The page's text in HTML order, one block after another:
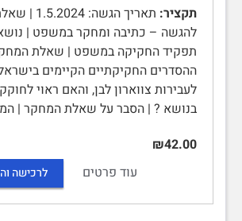
תקציר:
תאריך הגשה:
להגשה – כתיבה ומחקר במשפט |
תפקיד החקיקה במשפט | שאלת
ההסדרים החקיקתיים הקיימים
לעבירות צווארון לבן, והאם ראוי
בנושא ? | הסבר על שאלת המחקר |
₪42.00
עוד פרטים
לרכישה